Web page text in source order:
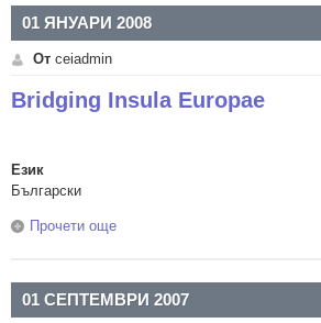
01 ЯНУАРИ 2008
От ceiadmin
Bridging Insula Europae
Език
Български
Прочети още
01 СЕПТЕМВРИ 2007